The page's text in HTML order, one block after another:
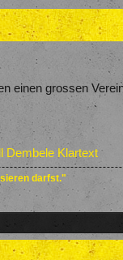
einen grossen
Dembele Klartext
darfst."